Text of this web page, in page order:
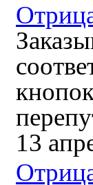
13